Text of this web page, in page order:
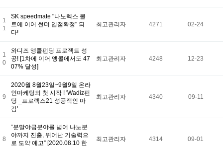
1
1
SK speedmate "나노렉스 볼
트에 이어 썬더 입점확정" 되
다!
최고관리자 4271 02-24
1
0
와디즈 앵콜펀딩 프로젝트 성
공! [1차에 이어 앵콜에서도 47
07% 달성]
최고관리자 4248 12-23
9
2020월 8월23일~9월9일 온라
인마케팅의 첫 시작 ! 'Wadiz펀
딩 _프로렉스21 성공적인 마
감'
최고관리자 4340 09-11
8
“분말야금분야를 넘어 나노분
야까지 진출, 뛰어난 기술력으
로 도약 예고” [2020.08.10 한
최고관리자 4314 09-01